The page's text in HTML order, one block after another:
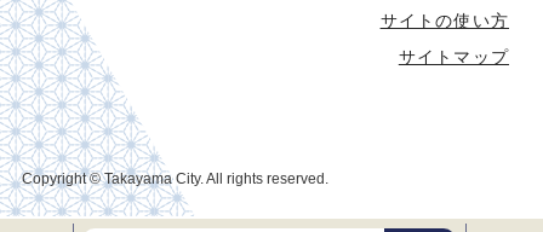
サイトの使い方
サイトマップ
Copyright © Takayama City. All rights reserved.